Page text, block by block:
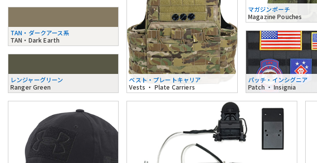
TAN・ダークアース系
TAN・Dark Earth
レンジャーグリーン
Ranger Green
ベスト・プレートキャリア
Vests ・ Plate Carriers
マガジンポーチ
Magazine Pouches
パッチ・インシグニア
Patch ・ Insignia